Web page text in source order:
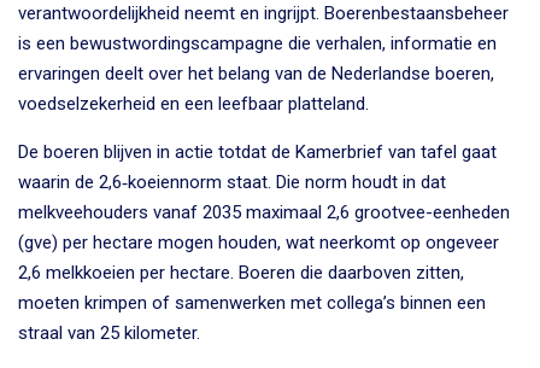
verantwoordelijkheid neemt en ingrijpt. Boerenbestaansbeheer
is een bewustwordingscampagne die verhalen, informatie en
ervaringen deelt over het belang van de Nederlandse boeren,
voedselzekerheid en een leefbaar platteland.
De boeren blijven in actie totdat de Kamerbrief van tafel gaat
waarin de 2,6‑koeiennorm staat. Die norm houdt in dat
melkveehouders vanaf 2035 maximaal 2,6 grootvee-eenheden
(gve) per hectare mogen houden, wat neerkomt op ongeveer
2,6 melkkoeien per hectare. Boeren die daarboven zitten,
moeten krimpen of samenwerken met collega’s binnen een
straal van 25 kilometer.